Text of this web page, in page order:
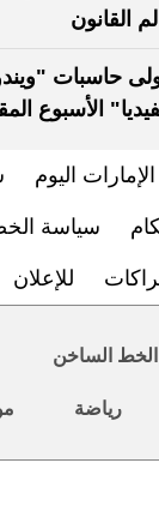
القانون
حاسبات
الأسبوع
اليوم
سياسة
للإعلان
الخط الساخن
رياضة